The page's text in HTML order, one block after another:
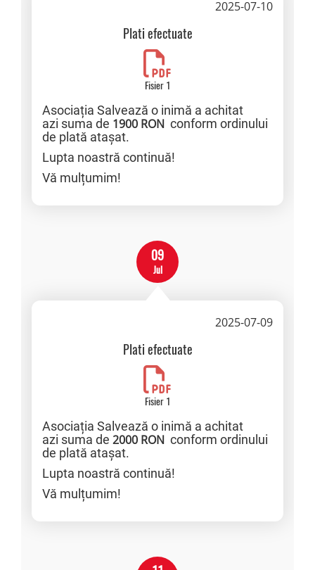
2025-07-10
Plati efectuate
Fisier 1
Asociația Salvează o inimă a achitat
azi suma de 1900 RON conform ordinului
de plată atașat.
Lupta noastră continuă!
Vă mulțumim!
09
Jul
2025-07-09
Plati efectuate
Fisier 1
Asociația Salvează o inimă a achitat
azi suma de 2000 RON conform ordinului
de plată atașat.
Lupta noastră continuă!
Vă mulțumim!